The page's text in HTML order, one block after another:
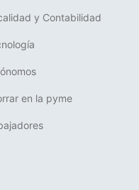
y Contabilidad
en la pyme